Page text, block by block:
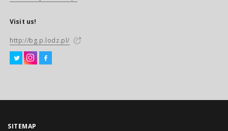
Visit us!
http://bg.p.lodz.pl/
SITEMAP